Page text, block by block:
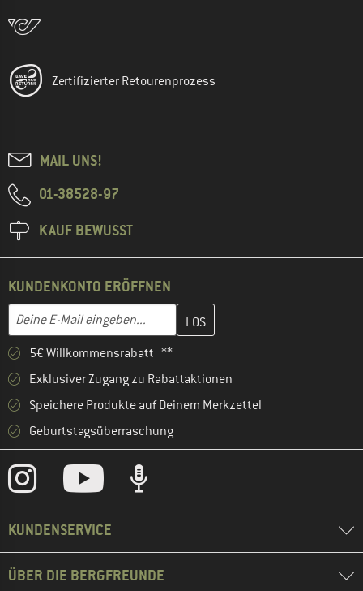
Zertifizierter Retourenprozess
MAIL UNS!
01-38528-97
KAUF BEWUSST
KUNDENKONTO ERÖFFNEN
E-Mail-Adresse
Gib hier deine E-Mail-Adresse ein und erstelle im nächsten
5€ Willkommensrabatt **
Exklusiver Zugang zu Rabattaktionen
Speichere Produkte auf Deinem Merkzettel
Geburtstagsüberraschung
KUNDENSERVICE
ÜBER DIE BERGFREUNDE